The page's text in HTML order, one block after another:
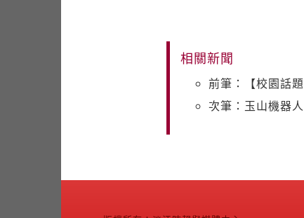
相關新聞
前筆：【校園話
次筆：玉山機器